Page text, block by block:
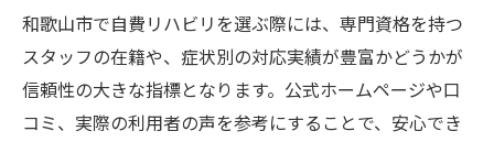
和歌山市で自費リハビリを選ぶ際には、専門資格を持つ
スタッフの在籍や、症状別の対応実績が豊富かどうかが
信頼性の大きな指標となります。公式ホームページや口
コミ、実際の利用者の声を参考にすることで、安心でき